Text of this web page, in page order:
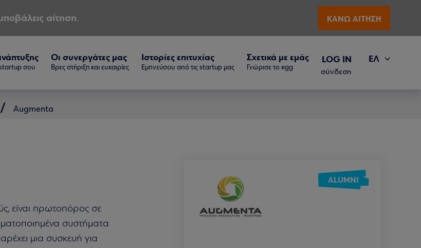
αίτηση. ΚΑΝΩ ΑΙΤΗΣΗ
σου
Οι συνεργάτες μας
Βρες στήριξη και ευκαιρίες
Ιστορίες επιτυχίας
Εμπνεύσου από τις startup μας
Σχετικά με εμάς
Γνώρισε το egg
LOG IN
σύνδεση
ΕΛ
Augmenta
είναι πρωτοπόρος σε
συστήματα
μια συσκευή για
ALUMNI